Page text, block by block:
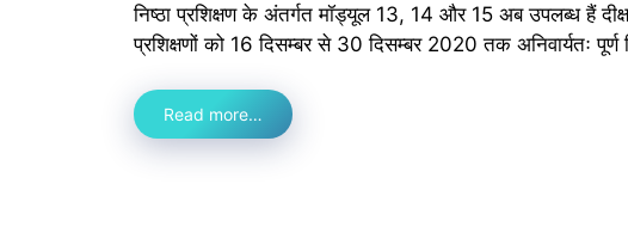
निष्ठा प्रशिक्षण के अंतर्गत मॉड्यूल 13, 14 और 15 अब उपलब्ध हैं
प्रशिक्षणों को 16 दिसम्बर से 30 दिसम्बर 2020 तक अनिवार्यतः
Read more…